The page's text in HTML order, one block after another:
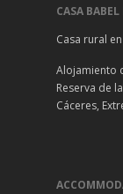
CASA
Casa rural
Alojamiento
Reserva de
Cáceres,